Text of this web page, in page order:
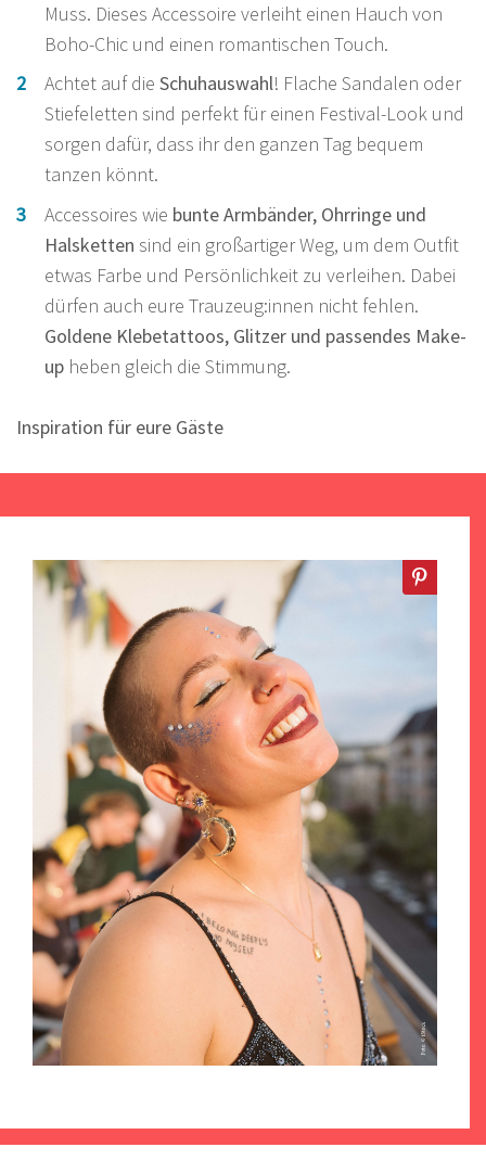
Muss. Dieses Accessoire verleiht einen Hauch von
Boho-Chic und einen romantischen Touch.
Achtet auf dieSchuhauswahl! Flache Sandalen oder
Stiefeletten sind perfekt für einen Festival-Look und
sorgen dafür, dass ihr den ganzen Tag bequem
tanzen könnt.
Accessoires wie bunte Armbänder, Ohrringe und
Halsketten sind ein großartiger Weg, um dem Outfit
etwas Farbe und Persönlichkeit zu verleihen. Dabei
dürfen auch eure Trauzeug:innen nicht fehlen.
Goldene Klebetattoos, Glitzer und passendes Make-
up heben gleich die Stimmung.
Inspiration für eure Gäste